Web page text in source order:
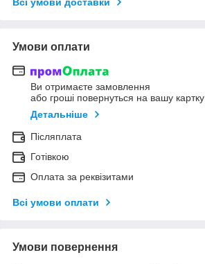
Умови оплати
Ви отримаєте замовлення
або гроші повернуться на вашу картку
Детальніше
Післяплата
Готівкою
Оплата за реквізитами
Всі умови оплати
Умови повернення